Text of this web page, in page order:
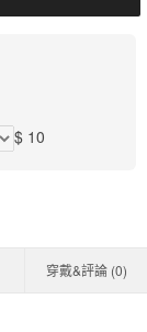
$ 10
穿戴&評論 (0)